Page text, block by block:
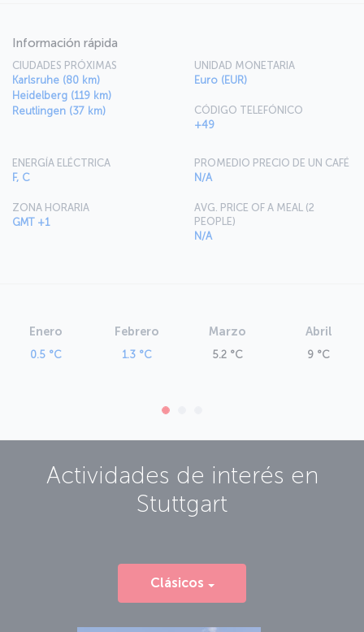
Información rápida
CIUDADES PRÓXIMAS
Karlsruhe (80 km)
Heidelberg (119 km)
Reutlingen (37 km)
UNIDAD MONETARIA
Euro (EUR)
CÓDIGO TELEFÓNICO
+49
ENERGÍA ELÉCTRICA
F, C
ZONA HORARIA
GMT +1
PROMEDIO PRECIO DE UN CAFÉ
N/A
AVG. PRICE OF A MEAL (2
PEOPLE)
N/A
Enero
0.5 °C
Febrero
1.3 °C
Marzo
5.2 °C
Abril
9 °C
Actividades de interés en
Stuttgart
Clásicos